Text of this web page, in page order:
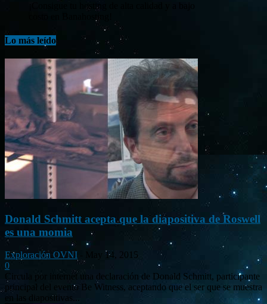
¡Consigue tu hosting de alta calidad y a bajo
costo en Banahosting!
Lo más leído
Donald Schmitt acepta que la diapositiva de Roswell
es una momia
Exploración OVNI
May 14, 2015
0
Circula por internet una declaración de Donald Schmitt, participante
principal del evento Be Witness, aceptando que el ser que se muestra
en las diapositivas...